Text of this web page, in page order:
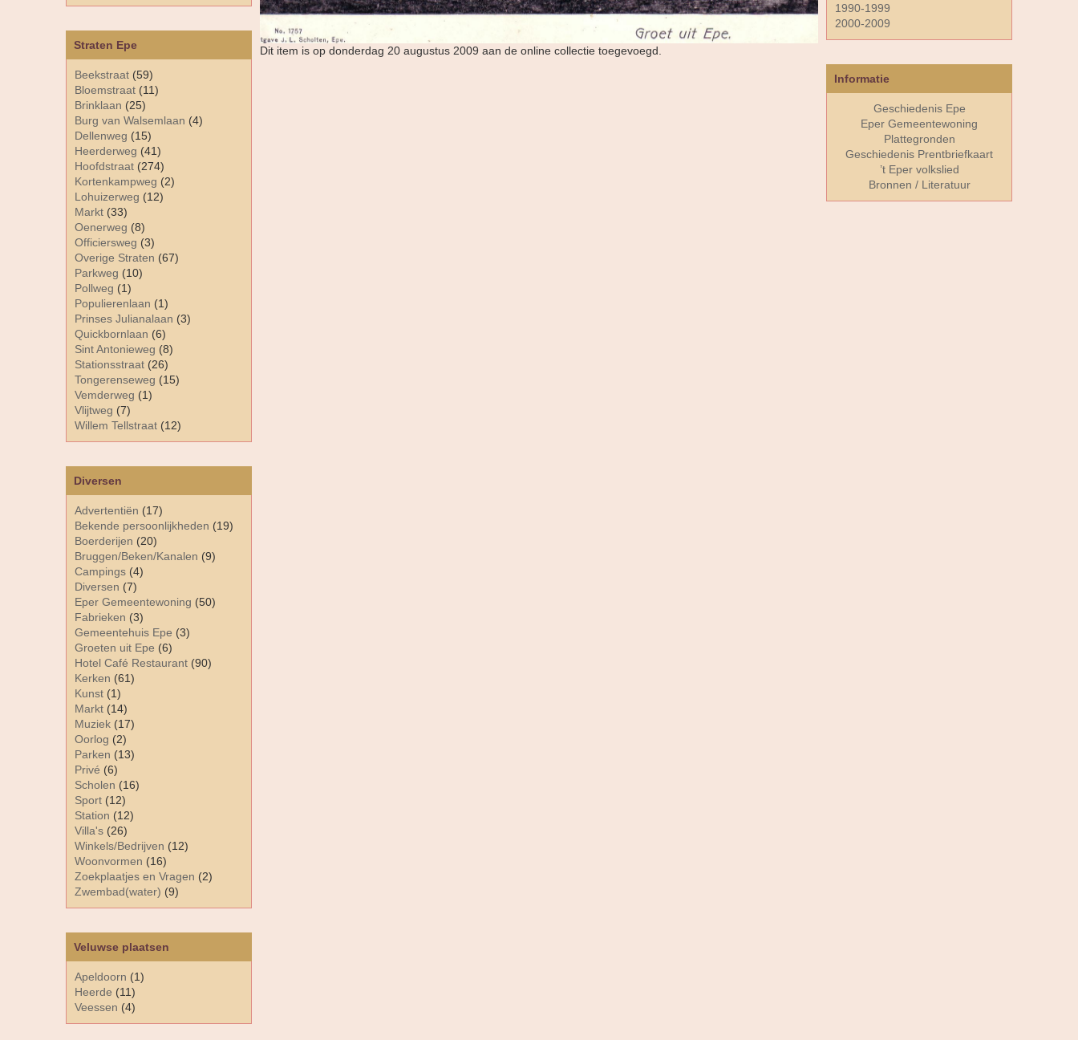
Diversen
Advertentiën (17)
Bekende persoonlijkheden (19)
Boerderijen (20)
Bruggen/Beken/Kanalen (9)
Campings (4)
Diversen (7)
Eper Gemeentewoning (50)
Fabrieken (3)
Gemeentehuis Epe (3)
Groeten uit Epe (6)
Hotel Café Restaurant (90)
Kerken (61)
Kunst (1)
Markt (14)
Muziek (17)
Oorlog (2)
Parken (13)
Privé (6)
Scholen (16)
Sport (12)
Station (12)
Villa's (26)
Winkels/Bedrijven (12)
Woonvormen (16)
Zoekplaatjes en Vragen (2)
Zwembad(water) (9)
Straten Epe
Beekstraat (59)
Bloemstraat (11)
Brinklaan (25)
Burg van Walsemlaan (4)
Dellenweg (15)
Heerderweg (41)
Hoofdstraat (274)
Kortenkampweg (2)
Lohuizerweg (12)
Markt (33)
Oenerweg (8)
Officiersweg (3)
Overige Straten (67)
Parkweg (10)
Pollweg (1)
Populierenlaan (1)
Prinses Julianalaan (3)
Quickbornlaan (6)
Sint Antonieweg (8)
Stationsstraat (26)
Tongerenseweg (15)
Vemderweg (1)
Vlijtweg (7)
Willem Tellstraat (12)
Veluwse plaatsen
Apeldoorn (1)
Heerde (11)
Veessen (4)
Dit item is op donderdag 20 augustus 2009 aan de online collectie toegevoegd.
1990-1999
2000-2009
Informatie
Geschiedenis Epe
Eper Gemeentewoning
Plattegronden
Geschiedenis Prentbriefkaart
’t Eper volkslied
Bronnen / Literatuur